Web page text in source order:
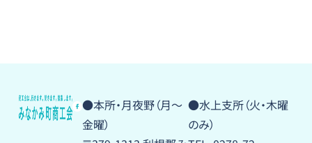
●本所・月夜野（月〜
金曜）
●水上支所（火・木曜
のみ）